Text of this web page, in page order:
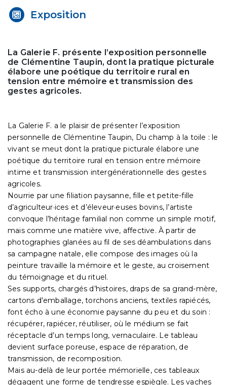
Exposition
La Galerie F. présente l’exposition personnelle
de Clémentine Taupin, dont la pratique picturale
élabore une poétique du territoire rural en
tension entre mémoire et transmission des
gestes agricoles.
La Galerie F. a le plaisir de présenter l’exposition
personnelle de Clémentine Taupin, Du champ à la toile : le
vivant se meut dont la pratique picturale élabore une
poétique du territoire rural en tension entre mémoire
intime et transmission intergénérationnelle des gestes
agricoles.
Nourrie par une filiation paysanne, fille et petite-fille
d’agriculteur·ices et d’éleveur·euses bovins, l’artiste
convoque l’héritage familial non comme un simple motif,
mais comme une matière vive, affective. À partir de
photographies glanées au fil de ses déambulations dans
sa campagne natale, elle compose des images où la
peinture travaille la mémoire et le geste, au croisement
du témoignage et du rituel.
Ses supports, chargés d’histoires, draps de sa grand-mère,
cartons d’emballage, torchons anciens, textiles rapiécés,
font écho à une économie paysanne du peu et du soin :
récupérer, rapiécer, réutiliser, où le médium se fait
réceptacle d’un temps long, vernaculaire. Le tableau
devient surface poreuse, espace de réparation, de
transmission, de recomposition.
Mais au-delà de leur portée mémorielle, ces tableaux
dégagent une forme de tendresse espiègle. Les vaches